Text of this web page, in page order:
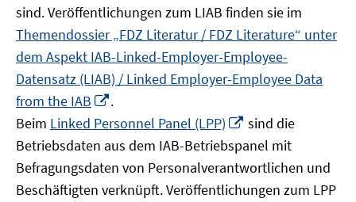
sind. Veröffentlichungen zum LIAB finden sie im
Themendossier „FDZ Literatur / FDZ Literature“ unter
dem Aspekt IAB-Linked-Employer-Employee-
Datensatz (LIAB) / Linked Employer-Employee Data
from the IAB
neuem
Fenster
öffnen
.
Beim Linked Personnel Panel (LPP)
In
neuem
Fenster
öffnen
sind die
Betriebsdaten aus dem IAB-Betriebspanel mit
Befragungsdaten von Personalverantwortlichen und
Beschäftigten verknüpft. Veröffentlichungen zum LPP